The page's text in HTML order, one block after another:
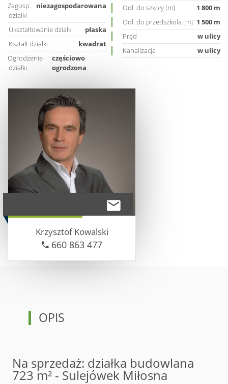
Zagosp.
działki
niezagospodarowana
Ukształtowanie działki
płaska
Kształt działki
kwadrat
Ogrodzenie
działki
częściowo
ogrodzona
Odl. do szkoły [m]
1 800 m
Odl. do przedszkola [m] 1 500 m
Prąd
w ulicy
Kanalizacja
w ulicy
KrzysztofKowalski
660 863 477
OPIS
Na sprzedaż: działka budowlana
723 m² - Sulejówek Miłosna